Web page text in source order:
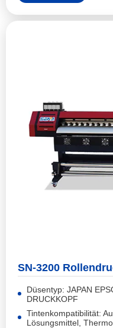
SN-3200
Düsentyp: JAPAN
DRUCKKOPF
Tintenkompatibilität:
Lösungsmittel,